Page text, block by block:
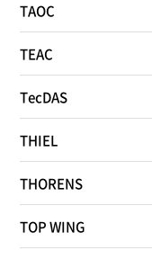
TAOC
TEAC
TecDAS
THIEL
THORENS
TOP WING